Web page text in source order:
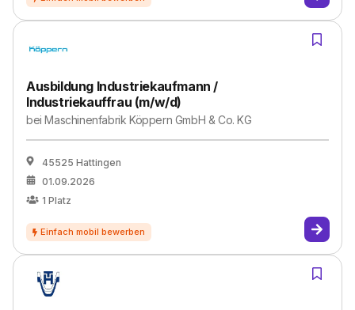
Ausbildung Industriekaufmann /
Industriekauffrau (m/w/d)
beiMaschinenfabrik Köppern GmbH & Co. KG
45525 Hattingen
01.09.2026
1 Platz